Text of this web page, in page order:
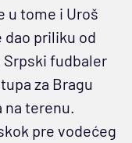
u tome i Uroš
dao priliku od
fudbaler
za Bragu
na terenu.
pre vodećeg